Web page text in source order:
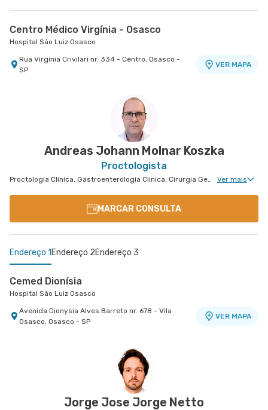
Centro Médico Virgínia - Osasco
Hospital São Luiz Osasco
Rua Virginia Crivilari nr. 334 - Centro, Osasco -
SP
VER MAPA
Andreas Johann Molnar Koszka
Proctologista
Proctologia Clinica, Gastroenterologia Clinica, Cirurgia Geral, Cirurgia do Aparelho Digestivo, Cirurgia de Fígado Ver mais
MARCAR CONSULTA
Endereço 1 Endereço 2Endereço 3
Cemed Dionísia
Hospital São Luiz Osasco
Avenida Dionysia Alves Barreto nr. 678 - Vila
Osasco, Osasco - SP
VER MAPA
Hospital Central Oeste (Alphamed)
Avenida Corifeu de Azevedo Marques nr. 217 -
Rua Cezario Dau nr. 156 - Jardim Maria Rosa,
Jorge Jose Jorge Netto